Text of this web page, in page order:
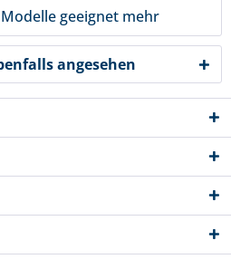
geeignet mehr
angesehen